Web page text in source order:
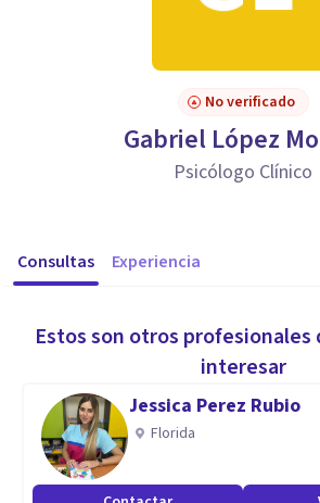
No verificado
Gabriel López
Psicólogo Clínico
Consultas Experiencia
Estos son otros
interesar
Jessica Perez Rubio
Florida